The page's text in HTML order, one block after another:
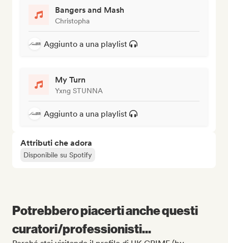
Bangers and Mash
Christopha
Aggiunto a una playlist
My Turn
Yxng STUNNA
Aggiunto a una playlist
Attributi che adora
Disponibile su Spotify
Potrebbero piacerti anche questi
curatori/professionisti...